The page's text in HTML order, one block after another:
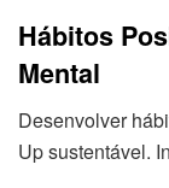
Hábitos
Mental
Desenvolver
Up sustentável.